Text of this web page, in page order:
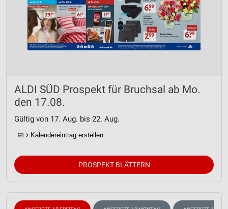
ALDI SÜD Prospekt für Bruchsal ab Mo.
den 17.08.
Gültig von 17. Aug. bis 22. Aug.
📅 Kalendereintrag erstellen
PROSPEKT BLÄTTERN